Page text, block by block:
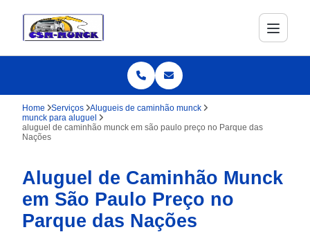
Home Serviços
Alugueis de caminhão munck
munck para aluguel
aluguel de caminhão munck em são paulo preço no Parque das
Nações
Aluguel de Caminhão Munck
em São Paulo Preço no
Parque das Nações